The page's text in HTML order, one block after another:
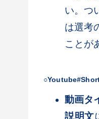
い。つ
は選考
ことが
○Youtube#Short
動画タ
説明文